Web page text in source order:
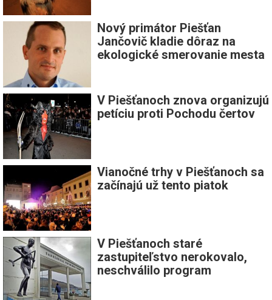
Nový primátor Piešťan
Jančovič kladie dôraz na
ekologické smerovanie mesta
V Piešťanoch znova organizujú
petíciu proti Pochodu čertov
Vianočné trhy v Piešťanoch sa
začínajú už tento piatok
V Piešťanoch staré
zastupiteľstvo nerokovalo,
neschválilo program